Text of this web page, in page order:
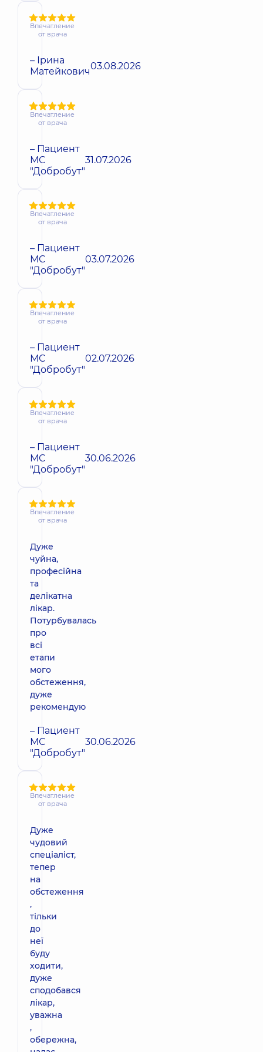
Впечатление
от врача
– Ірина
Матейкович03.08.2026
Впечатление
от врача
– Пациент
МС
"Добробут"
31.07.2026
Впечатление
от врача
– Пациент
МС
"Добробут"
03.07.2026
Впечатление
от врача
– Пациент
МС
"Добробут"
02.07.2026
Впечатление
от врача
– Пациент
МС
"Добробут"
30.06.2026
Впечатление
от врача
Дуже
чуйна,
професійна
та
делікатна
лікар.
Потурбувалась
про
всі
етапи
мого
обстеження,
дуже
рекомендую
– Пациент
МС
"Добробут"
30.06.2026
Впечатление
от врача
Дуже
чудовий
спеціаліст,
тепер
на
обстеження
,
тільки
до
неї
буду
ходити,
дуже
сподобався
лікар,
уважна
,
обережна,